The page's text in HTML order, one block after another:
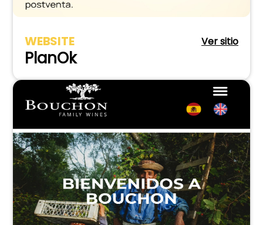
WEBSITE
PlanOk
Ver sitio